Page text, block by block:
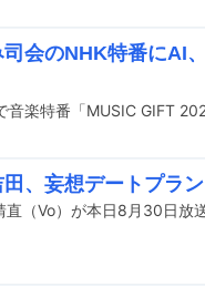
会のNHK特番にAI
田、妄想デートプラ
（Vo）が本日8月30日放